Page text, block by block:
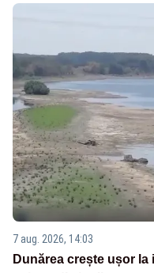
7 aug. 2026, 14:03
Dunărea crește ușor la